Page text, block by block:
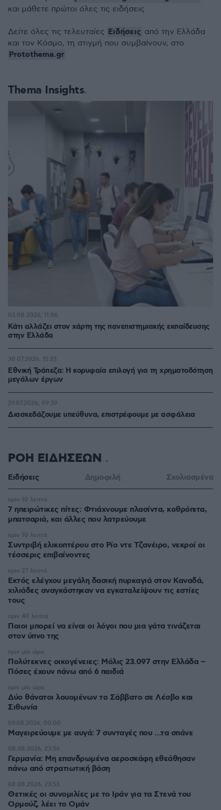
Thema Insights
Κάτι αλλάζει στον χάρτη της πανεπιστημιακής εκπαίδευσης
στην Ελλάδα
03.08.2026, 11:06
Εθνική Τράπεζα: Η κορυφαία επιλογή για τη χρηματοδότηση
μεγάλων έργων
30.07.2026, 15:25
Διασκεδάζουμε υπεύθυνα, επιστρέφουμε με ασφάλεια
29.07.2026, 09:39
και μάθετε πρώτοι όλες τις ειδήσεις
Δείτε όλες τις τελευταίες Ειδήσεις από την Ελλάδα
και τον Κόσμο, τη στιγμή που συμβαίνουν, στο
Protothema.gr
ΡΟΗ ΕΙΔΗΣΕΩΝ
Ειδήσεις Δημοφιλή Σχολιασμένα
7 ηπειρώτικες πίτες: Φτιάχνουμε πλασίντα, κοθρόπιτα,
μπατσαριά, και άλλες που λατρεύουμε
πριν 10 λεπτά
Συντριβή ελικοπτέρου στο Ρίο ντε Τζανέιρο, νεκροί οι
τέσσερις επιβαίνοντες
πριν 10 λεπτά
Εκτός ελέγχου μεγάλη δασική πυρκαγιά στον Καναδά,
χιλιάδες αναγκάστηκαν να εγκαταλείψουν τις εστίες
τους
πριν 27 λεπτά
Ποιοι μπορεί να είναι οι λόγοι που μια γάτα τινάζεται
στον ύπνο της
πριν 40 λεπτά
Πολύτεκνες οικογένειες: Μόλις 23.097 στην Ελλάδα –
Πόσες έχουν πάνω από 6 παιδιά
πριν μία ώρα
Δύο θάνατοι λουομένων το Σάββατο σε Λέσβο και
Σιθωνία
πριν μία ώρα
Μαγειρεύουμε με αυγά: 7 συνταγές που …τα σπάνε
09.08.2026, 00:00
Γερμανία: Μη επανδρωμένα αεροσκάφη εθεάθησαν
πάνω από στρατιωτική βάση
08.08.2026, 23:56
Θετικές οι συνομιλίες με το Ιράν για τα Στενά του
Ορμούζ, λέει το Ομάν
08.08.2026, 23:53